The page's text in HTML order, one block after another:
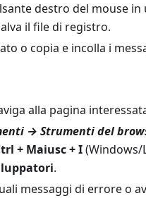
destro del mouse
il file di registro.
o copia e incolla i
alla pagina
→ Strumenti del
+ Maiusc + I(Windows/
.
messaggi di errore o